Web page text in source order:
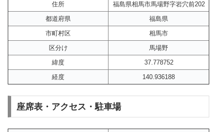
住所
福島県相馬市馬場野字岩穴前202
都道府県
福島県
市町村区
相馬市
区分け
馬場野
緯度
37.778752
経度
140.936188
座席表・アクセス・駐車場